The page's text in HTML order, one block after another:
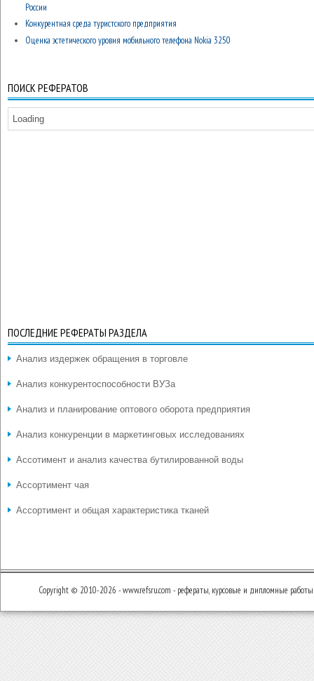
России
Конкурентная среда туристского предприятия
Оценка эстетического уровня мобильного телефона Nokia 3250
ПОИСК РЕФЕРАТОВ
Loading
ПОСЛЕДНИЕ РЕФЕРАТЫ РАЗДЕЛА
Анализ издержек обращения в торговле
Анализ конкурентоспособности ВУЗа
Анализ и планирование оптового оборота предприятия
Анализ конкуренции в маркетинговых исследованиях
Ассотимент и анализ качества бутилированной воды
Ассортимент чая
Ассортимент и общая характеристика тканей
Copyright © 2010-2026 - www.refsru.com - рефераты, курсовые и дипломные работы